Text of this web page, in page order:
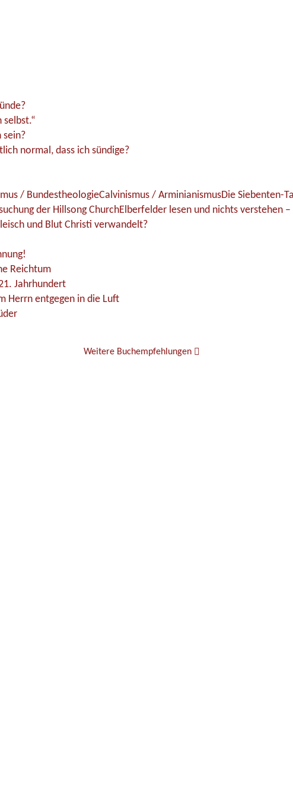
sein?
normal, dass ich sündige?
/ BundestheologieCalvinismus / ArminianismusDie Siebenten-
der Hillsong ChurchElberfelder lesen und nichts verstehen
und Blut Christi verwandelt?
Reichtum
Jahrhundert
Herrn entgegen in die Luft
Weitere Buchempfehlungen